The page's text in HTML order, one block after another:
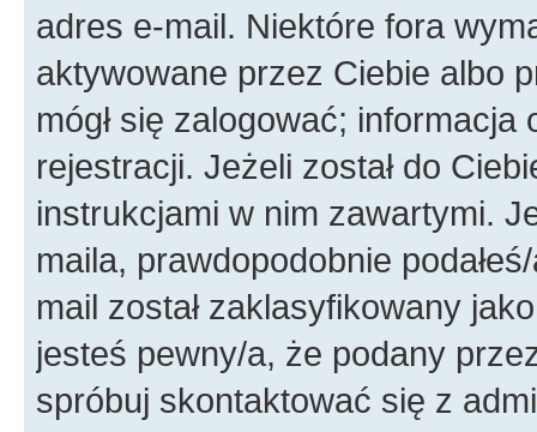
adres e-mail. Niektóre fora
aktywowane przez Ciebie albo
mógł się zalogować;
rejestracji. Jeżeli został do
instrukcjami w nim zawartymi.
maila, prawdopodobnie
mail został zaklasyfikowany
jesteś pewny/a, że podany
spróbuj skontaktować się z